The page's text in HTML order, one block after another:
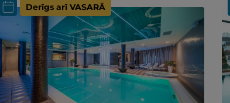
Derīgs arī VASARĀ